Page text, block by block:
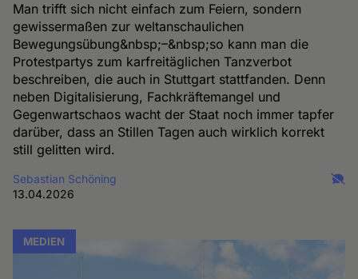
Man trifft sich nicht einfach zum Feiern, sondern
gewissermaßen zur weltanschaulichen
Bewegungsübung&nbsp;–&nbsp;so kann man die
Protestpartys zum karfreitäglichen Tanzverbot
beschreiben, die auch in Stuttgart stattfanden. Denn
neben Digitalisierung, Fachkräftemangel und
Gegenwartschaos wacht der Staat noch immer tapfer
darüber, dass an Stillen Tagen auch wirklich korrekt
still gelitten wird.
Sebastian Schöning
13.04.2026
MEDIEN